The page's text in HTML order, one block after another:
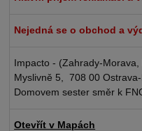
Nejedná se o obchod a
Impacto - (Zahrady-Morava,
Myslivně 5, 708 00
Domovem sester směr k
Otevřít v Mapách